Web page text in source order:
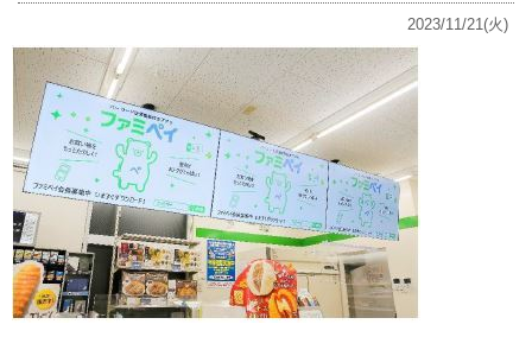
2023/11/21(火)